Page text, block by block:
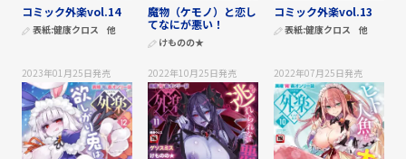
コミック外楽vol.14
表紙:健康クロス 他
魔物（ケモノ）と恋し
てなにが悪い！
けものの★
コミック外楽vol.13
表紙:健康クロス 他
2023年01月25日発売 2022年10月25日発売 2022年07月25日発売